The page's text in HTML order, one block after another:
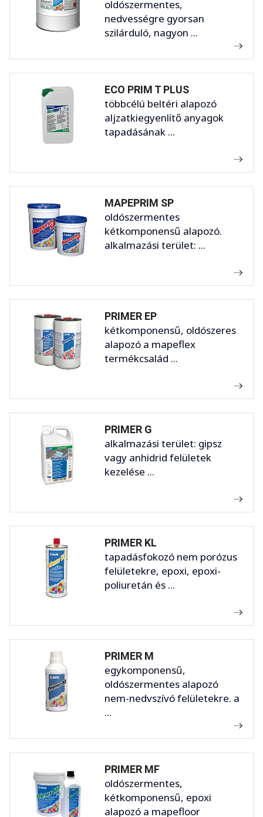
oldószermentes,
nedvességre gyorsan
szilárduló, nagyon ...
ECO PRIM T PLUS
többcélú beltéri alapozó
aljzatkiegyenlítő anyagok
tapadásának ...
MAPEPRIM SP
oldószermentes
kétkomponensű alapozó.
alkalmazási terület: ...
PRIMER EP
kétkomponensű, oldószeres
alapozó a mapeflex
termékcsalád ...
PRIMER G
alkalmazási terület: gipsz
vagy anhidrid felületek
kezelése ...
PRIMER KL
tapadásfokozó nem porózus
felületekre, epoxi, epoxi-
poliuretán és ...
PRIMER M
egykomponensű,
oldószermentes alapozó
nem-nedvszívó felületekre. a
...
PRIMER MF
oldószermentes,
kétkomponensű, epoxi
alapozó a mapefloor